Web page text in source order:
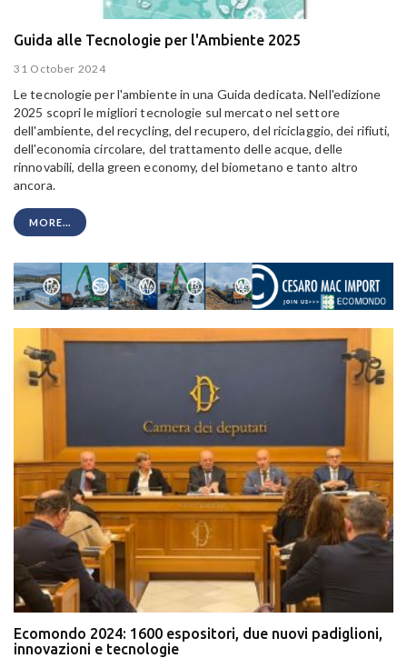
Guida alle Tecnologie per l'Ambiente 2025
31 October 2024
Le tecnologie per l'ambiente in una Guida dedicata. Nell'edizione
2025 scopri le migliori tecnologie sul mercato nel settore
dell'ambiente, del recycling, del recupero, del riciclaggio, dei rifiuti,
dell'economia circolare, del trattamento delle acque, delle
rinnovabili, della green economy, del biometano e tanto altro
ancora.
MORE...
Ecomondo 2024: 1600 espositori, due nuovi padiglioni,
innovazioni e tecnologie